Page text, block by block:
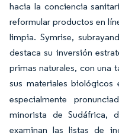
hacia la conciencia
reformular productos en
limpia. Symrise,
destaca su inversión
primas naturales, con una
sus materiales biológicos
especialmente
minorista de Sudáfrica,
examinan las listas de